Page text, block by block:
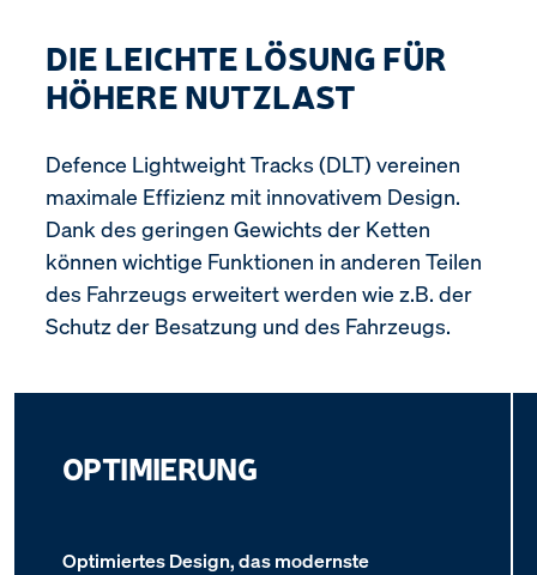
DIE LEICHTE LÖSUNG FÜR
HÖHERE NUTZLAST
Defence Lightweight Tracks (DLT) vereinen
maximale Effizienz mit innovativem Design.
Dank des geringen Gewichts der Ketten
können wichtige Funktionen in anderen Teilen
des Fahrzeugs erweitert werden wie z.B. der
Schutz der Besatzung und des Fahrzeugs.
OPTIMIERUNG
Optimiertes Design, das modernste